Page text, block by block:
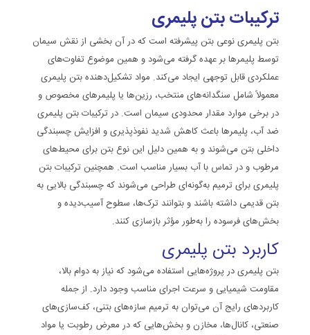
ترکیبات بتن پلیمری
بتن پلیمری نوعی بتن پیشرفته است که در آن بخشی از نقش سیمان
توسط پلیمرها بر عهده گرفته می‌شود و همین موضوع تفاوت‌های
عملکردی قابل توجهی ایجاد می‌کند. مواد تشکیل‌دهنده بتن پلیمری
معمولاً شامل سنگدانه‌های منتخب، رزین‌ها یا پلیمرهای مخصوص و
در برخی موارد مقدار محدودی سیمان است. در ترکیبات بتن پلیمری
ضد آب، پلیمرها باعث کاهش شدید نفوذپذیری و افزایش چسبندگی
داخلی بتن می‌شوند و به همین دلیل این نوع بتن برای محیط‌های
مرطوب و در تماس با آب بسیار مناسب است. همچنین ترکیبات بتن
پلیمری برای ترمیم به‌گونه‌ای طراحی می‌شوند که چسبندگی بالایی به
بتن قدیمی داشته باشند و بتوانند ترک‌ها، سطوح آسیب‌دیده و
بخش‌های فرسوده را به‌طور مؤثر بازسازی کنند.
کاربرد بتن پلیمری
بتن پلیمری در پروژه‌هایی استفاده می‌شود که نیاز به دوام بالا،
مقاومت شیمیایی و سرعت اجرای مناسب وجود دارد. از جمله
کاربردهای رایج آن می‌توان به ترمیم سازه‌های بتنی، کف‌سازی‌های
صنعتی، کانال‌ها، مخازن و بخش‌هایی که در معرض رطوبت یا مواد